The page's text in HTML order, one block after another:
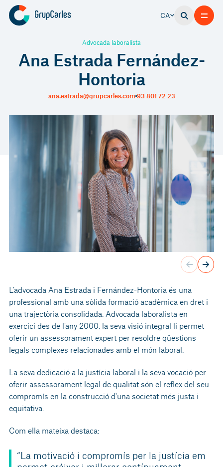
CA
Ana Estrada Fernández-
Hontoria
Advocada laboralista
ana.estrada@grupcarles.com 93 801 72 23
L’advocada Ana Estrada i Fernández-Hontoria és una
professional amb una sòlida formació acadèmica en dret i
una trajectòria consolidada. Advocada laboralista en
exercici des de l’any 2000, la seva visió integral li permet
oferir un assessorament expert per resoldre qüestions
legals complexes relacionades amb el món laboral.
La seva dedicació a la justícia laboral i la seva vocació per
oferir assessorament legal de qualitat són el reflex del seu
compromís en la construcció d'una societat més justa i
equitativa.
Com ella mateixa destaca:
“La motivació i compromís per la justícia em